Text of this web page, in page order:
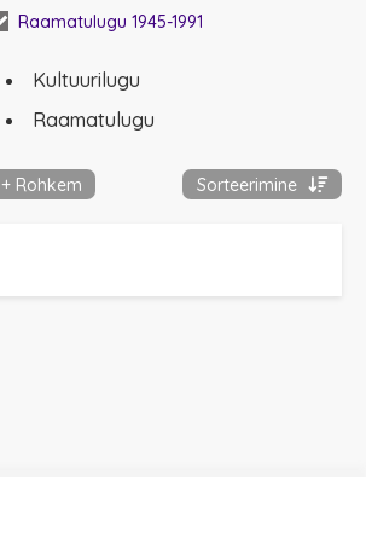
Raamatulugu 1945-1991
Kultuurilugu
Raamatulugu
+ Rohkem Sorteerimine